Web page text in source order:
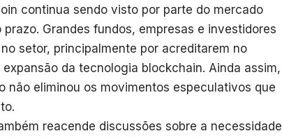
continua sendo visto por parte do mercado
Grandes fundos, empresas e investidores
setor, principalmente por acreditarem no
da tecnologia blockchain. Ainda assim,
não eliminou os movimentos especulativos que
reacende discussões sobre a necessidade